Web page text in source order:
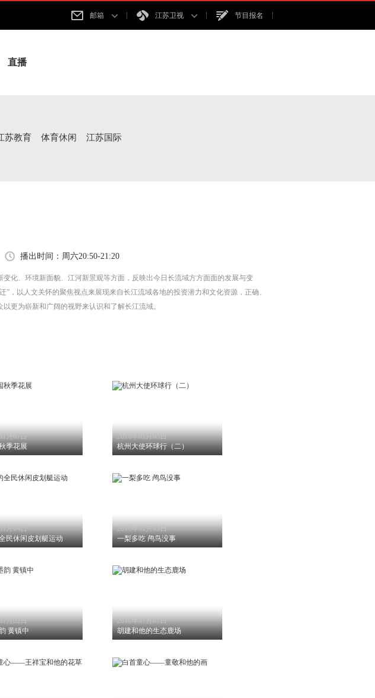
邮箱 江苏卫视 节目报名
直播
苏教育 体育休闲 江苏国际
播出时间：周六20:50-21:20
变化、环境新面貌、江河新景观等方面，反映出今日长流域方方面面的发展与变
”，以人文关怀的聚焦视点来展现来自长江流域各地的投资潜力和文化资源，正确、
更为崭新和广阔的视野来认识和了解长江流域。
月07日
季花展
2016年01月05日
杭州大使环球行（二）
月04日
民休闲皮划艇运动
2016年01月03日
一梨多吃 鸬鸟没事
月02日
黄镇中
2016年01月01日
胡建和他的生态鹿场